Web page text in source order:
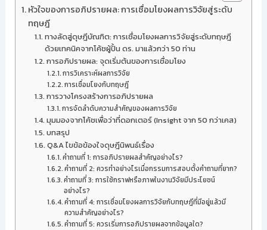
หัวใจของการอภิปรายผล: การเชื่อมโยงผลการวิจัยสู่ระดับ
ทฤษฎี
ทางลัดสู่ดุษฎีบัณฑิต: การเชื่อมโยงผลการวิจัยสู่ระดับทฤษฎี
ด้วยเทคนิคจากโค้ชผู้ปั้น ดร. มาแล้วกว่า 50 ท่าน
การอภิปรายผล: จุดเริ่มต้นของการเชื่อมโยง
การวิเคราะห์ผลการวิจัย
การเชื่อมโยงกับทฤษฎี
การวางโครงสร้างการอภิปรายผล
การจัดลำดับความสำคัญของผลการวิจัย
มุมมองจากโค้ชเพื่อว่าที่ดอกเตอร์ (Insight จาก 50 กว่าเคส)
บทสรุป
Q&A ไขข้อข้องใจดุษฎีนิพนธ์เรื่อง
คำถามที่ 1: การอภิปรายผลสำคัญอย่างไร?
คำถามที่ 2: ควรทำอย่างไรเมื่อกรรมการสอบตั้งคำถามที่ยาก?
คำถามที่ 3: การใช้กราฟหรือภาพในงานวิจัยมีประโยชน์
อย่างไร?
คำถามที่ 4: การเชื่อมโยงผลการวิจัยกับทฤษฎีที่มีอยู่แล้วมี
ความสำคัญอย่างไร?
คำถามที่ 5: ควรเริ่มการอภิปรายผลจากข้อมูลใด?